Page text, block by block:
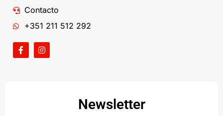
Contacto
+351 211 512 292
Newsletter